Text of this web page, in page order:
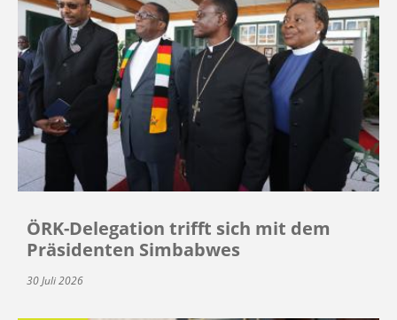
ÖRK-Delegation trifft sich mit dem
Präsidenten Simbabwes
30 Juli 2026